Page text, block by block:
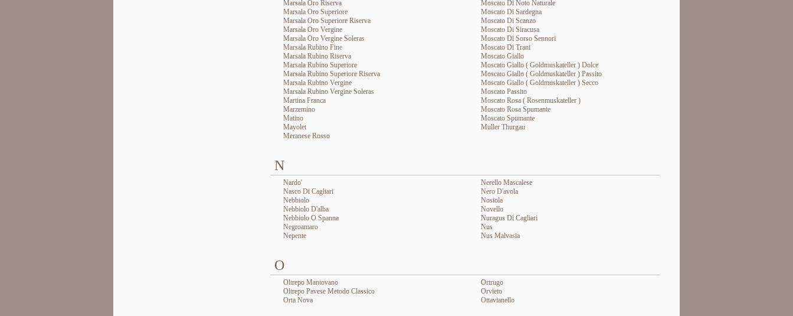
Marsala Oro Riserva
Marsala Oro Superiore
Marsala Oro Superiore Riserva
Marsala Oro Vergine
Marsala Oro Vergine Soleras
Marsala Rubino Fine
Marsala Rubino Riserva
Marsala Rubino Superiore
Marsala Rubino Superiore Riserva
Marsala Rubino Vergine
Marsala Rubino Vergine Soleras
Martina Franca
Marzemino
Matino
Mayolet
Meranese Rosso
Moscato Di Noto Naturale
Moscato Di Sardegna
Moscato Di Scanzo
Moscato Di Siracusa
Moscato Di Sorso Sennori
Moscato Di Trani
Moscato Giallo
Moscato Giallo ( Goldmuskateller ) Dolce
Moscato Giallo ( Goldmuskateller ) Passito
Moscato Giallo ( Goldmuskateller ) Secco
Moscato Passito
Moscato Rosa ( Rosenmuskateller )
Moscato Rosa Spumante
Moscato Spumante
Muller Thurgau
N
Nardo'
Nasco Di Cagliari
Nebbiolo
Nebbiolo D'alba
Nebbiolo O Spanna
Negroamaro
Nepente
Nerello Mascalese
Nero D'avola
Nosiola
Novello
Nuragus Di Cagliari
Nus
Nus Malvasia
O
Oltrepo Mantovano
Oltrepo Pavese Metodo Classico
Orta Nova
Ortrugo
Orvieto
Ottavianello